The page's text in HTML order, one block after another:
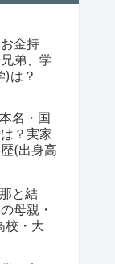
金持
弟、学
)は？
名・国
？実家
(出身高
と結
母親・
校・大